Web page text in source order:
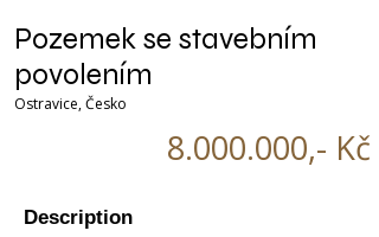
Pozemek se stavebním
povolením
Ostravice, Česko
8.000.000,- Kč
Description